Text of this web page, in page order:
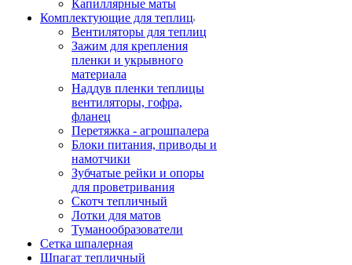
Капиллярные маты
Комплектующие для теплиц
Вентиляторы для теплиц
Зажим для крепления
пленки и укрывного
материала
Наддув пленки теплицы
вентиляторы, гофра,
фланец
Перетяжка - агрошпалера
Блоки питания, приводы и
намотчики
Зубчатые рейки и опоры
для проветривания
Скотч тепличный
Лотки для матов
Туманообразователи
Сетка шпалерная
Шпагат тепличный